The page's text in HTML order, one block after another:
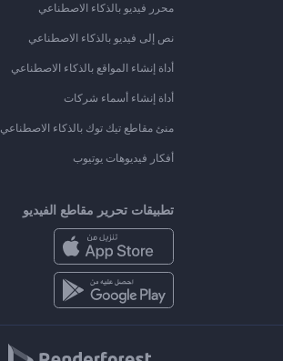
محرر فيديو بالذكاء الاصطناعي
نص إلى فيديو بالذكاء الاصطناعي
أداة إنشاء المواقع بالذكاء الاصطناعي
أداة إنشاء أسماء شركات
منئ مقاطع تيك توك بالذكاء الاصطناعي
أفكار فيديوهات يوتيوب
تطبيقات تحرير مقاطع الفيديو